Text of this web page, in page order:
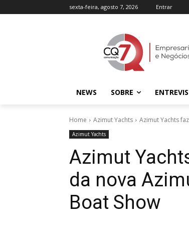
sexta-feira, agosto 7, 2026 Entrar
NEWS SOBRE
Home Azimut Yachts Azimut Yachts
Azimut Yachts
Azimut
da nova
Boat Show